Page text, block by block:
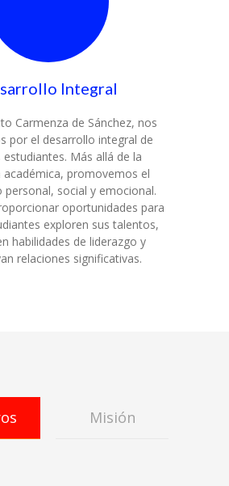
Integral
Carmenza de Sánchez, nos
por el desarrollo integral de
Más allá de la
académica, promovemos el
personal, social y emocional.
oportunidades para
exploren sus talentos,
habilidades de liderazgo y
relaciones significativas.
Misión